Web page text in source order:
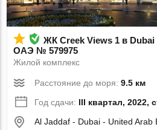
ЖК Creek Views 1 в
ОАЭ № 579975
Жилой комплекс
Расстояние до моря:9.5 км
Год сдачи: III квартал, 2022,
Al Jaddaf - Dubai - United Arab